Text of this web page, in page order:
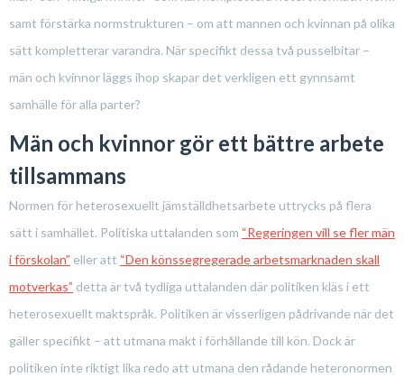
samt förstärka normstrukturen – om att mannen och kvinnan på olika
sätt kompletterar varandra. När specifikt dessa två pusselbitar –
män och kvinnor läggs ihop skapar det verkligen ett gynnsamt
samhälle för alla parter?
Män och kvinnor gör ett bättre arbete
tillsammans
Normen för heterosexuellt jämställdhetsarbete uttrycks på flera
sätt i samhället. Politiska uttalanden som “Regeringen vill se fler män
i förskolan” eller att “Den könssegregerade arbetsmarknaden skall
motverkas” detta är två tydliga uttalanden där politiken kläs i ett
heterosexuellt maktspråk. Politiken är visserligen pådrivande när det
gäller specifikt – att utmana makt i förhållande till kön. Dock är
politiken inte riktigt lika redo att utmana den rådande heteronormen